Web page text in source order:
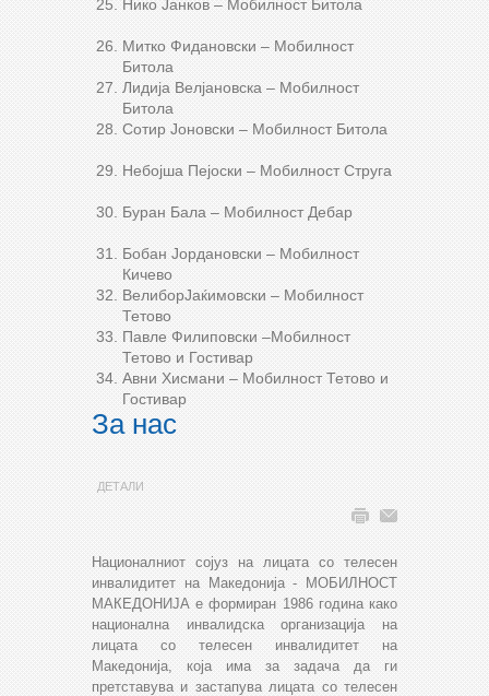
Нико Јанков – Мобилност Битола
Митко Фидановски – Мобилност
Битола
Лидија Велјановска – Мобилност
Битола
Сотир Јоновски – Мобилност Битола
Небојша Пејоски – Мобилност Струга
Буран Бала – Мобилност Дебар
Бобан Јордановски – Мобилност
Кичево
ВелиборЈаќимовски – Мобилност
Тетово
Павле Филиповски –Мобилност
Тетово и Гостивар
Авни Хисмани – Мобилност Тетово и
Гостивар
За нас
ДЕТАЛИ
Националниот сојуз на лицата со телесен
инвалидитет на Македонија - МОБИЛНОСТ
МАКЕДОНИЈА е формиран 1986 година како
национална инвалидска организација на
лицата со телесен инвалидитет на
Македонија, која има за задача да ги
претставува и застапува лицата со телесен